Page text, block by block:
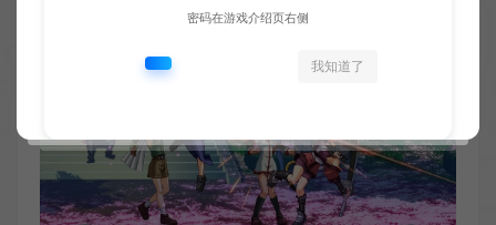
密码在游戏介绍页右侧
我知道了